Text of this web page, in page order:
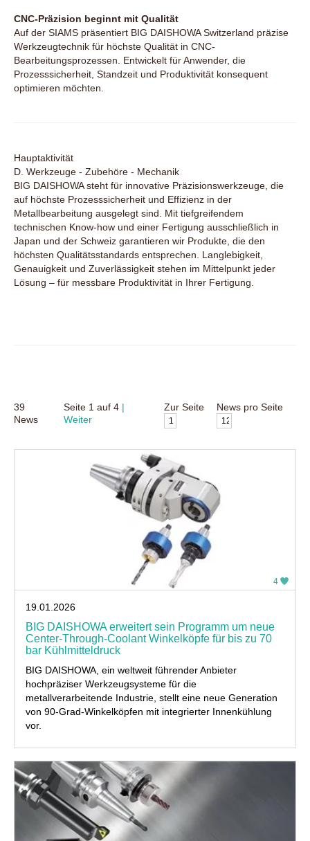
CNC-Präzision beginnt mit Qualität
Auf der SIAMS präsentiert BIG DAISHOWA Switzerland präzise
Werkzeugtechnik für höchste Qualität in CNC-
Bearbeitungsprozessen. Entwickelt für Anwender, die
Prozesssicherheit, Standzeit und Produktivität konsequent
optimieren möchten.
Hauptaktivität
D. Werkzeuge - Zubehöre - Mechanik
BIG DAISHOWA steht für innovative Präzisionswerkzeuge, die
auf höchste Prozesssicherheit und Effizienz in der
Metallbearbeitung ausgelegt sind. Mit tiefgreifendem
technischen Know-how und einer Fertigung ausschließlich in
Japan und der Schweiz garantieren wir Produkte, die den
höchsten Qualitätsstandards entsprechen. Langlebigkeit,
Genauigkeit und Zuverlässigkeit stehen im Mittelpunkt jeder
Lösung – für messbare Produktivität in Ihrer Fertigung.
39
News
Seite 1 auf 4
Weiter
Zur Seite News pro Seite
4
19.01.2026
BIG DAISHOWA erweitert sein Programm um neue
Center-Through-Coolant Winkelköpfe für bis zu 70
bar Kühlmitteldruck
BIG DAISHOWA, ein weltweit führender Anbieter
hochpräziser Werkzeugsysteme für die
metallverarbeitende Industrie, stellt eine neue Generation
von 90-Grad-Winkelköpfen mit integrierter Innenkühlung
vor.